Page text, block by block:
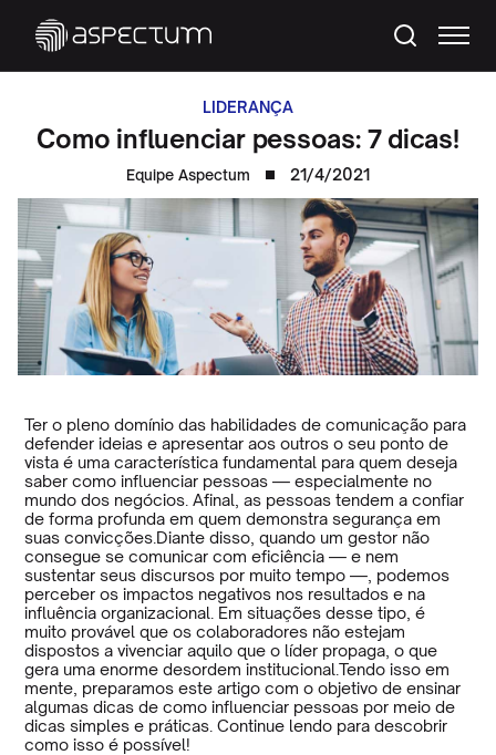
LIDERANÇA
Como influenciar pessoas: 7 dicas!
Equipe Aspectum 21/4/2021
Ter o pleno domínio das habilidades de comunicação para
defender ideias e apresentar aos outros o seu ponto de
vista é uma característica fundamental para quem deseja
saber como influenciar pessoas — especialmente no
mundo dos negócios. Afinal, as pessoas tendem a confiar
de forma profunda em quem demonstra segurança em
suas convicções.Diante disso, quando um gestor não
consegue se comunicar com eficiência — e nem
sustentar seus discursos por muito tempo —, podemos
perceber os impactos negativos nos resultados e na
influência organizacional. Em situações desse tipo, é
muito provável que os colaboradores não estejam
dispostos a vivenciar aquilo que o líder propaga, o que
gera uma enorme desordem institucional.Tendo isso em
mente, preparamos este artigo com o objetivo de ensinar
algumas dicas de como influenciar pessoas por meio de
dicas simples e práticas. Continue lendo para descobrir
como isso é possível!